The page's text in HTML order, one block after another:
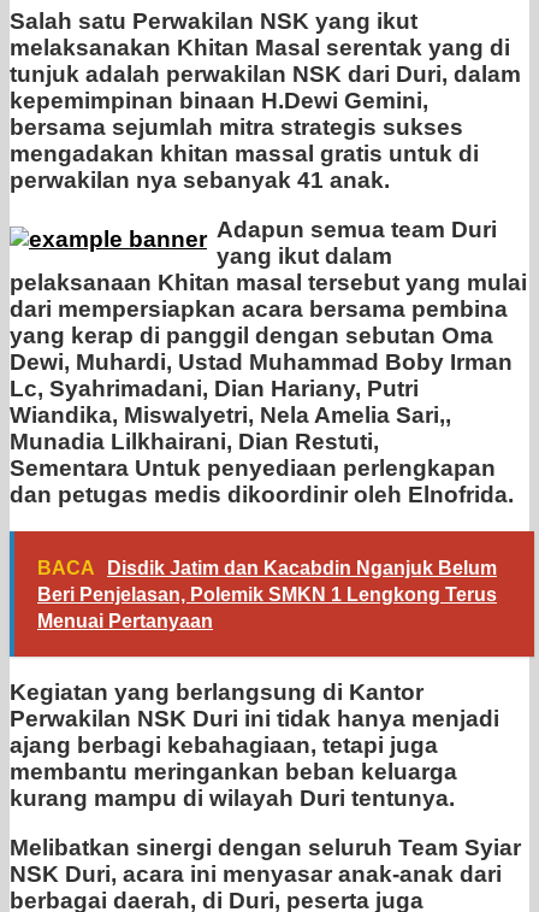
Salah satu Perwakilan NSK yang ikut
melaksanakan Khitan Masal serentak yang di
tunjuk adalah perwakilan NSK dari Duri, dalam
kepemimpinan binaan H.Dewi Gemini,
bersama sejumlah mitra strategis sukses
mengadakan khitan massal gratis untuk di
perwakilan nya sebanyak 41 anak.
Adapun semua team Duri
yang ikut dalam
pelaksanaan Khitan masal tersebut yang mulai
dari mempersiapkan acara bersama pembina
yang kerap di panggil dengan sebutan Oma
Dewi, Muhardi, Ustad Muhammad Boby Irman
Lc, Syahrimadani, Dian Hariany, Putri
Wiandika, Miswalyetri, Nela Amelia Sari,,
Munadia Lilkhairani, Dian Restuti,
Sementara Untuk penyediaan perlengkapan
dan petugas medis dikoordinir oleh Elnofrida.
BACA
Disdik Jatim dan Kacabdin Nganjuk Belum
Beri Penjelasan, Polemik SMKN 1 Lengkong Terus
Menuai Pertanyaan
Kegiatan yang berlangsung di Kantor
Perwakilan NSK Duri ini tidak hanya menjadi
ajang berbagi kebahagiaan, tetapi juga
membantu meringankan beban keluarga
kurang mampu di wilayah Duri tentunya.
Melibatkan sinergi dengan seluruh Team Syiar
NSK Duri, acara ini menyasar anak-anak dari
berbagai daerah, di Duri, peserta juga